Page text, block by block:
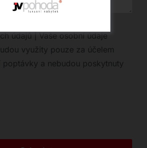
údajů | Vaše osobní údaje
využity pouze za účelem
poptávky a nebudou poskytnuty